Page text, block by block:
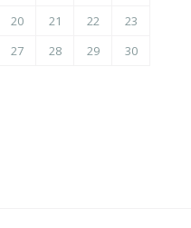
20 21 22
23
27 28 29
30